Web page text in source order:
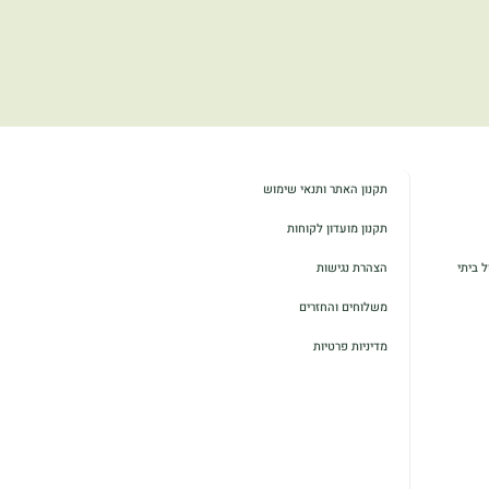
ביתי
תקנון האתר ותנאי שימוש
תקנון מועדון לקוחות
הצהרת נגישות
משלוחים והחזרים
מדיניות פרטיות